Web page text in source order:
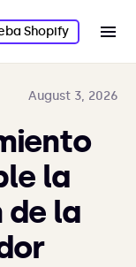
Shopify
August 3, 2026
la
de la